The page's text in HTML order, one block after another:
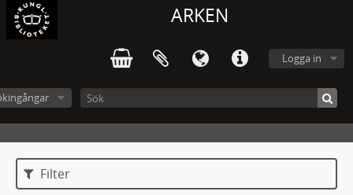
ARKEN
Logga in
Filter